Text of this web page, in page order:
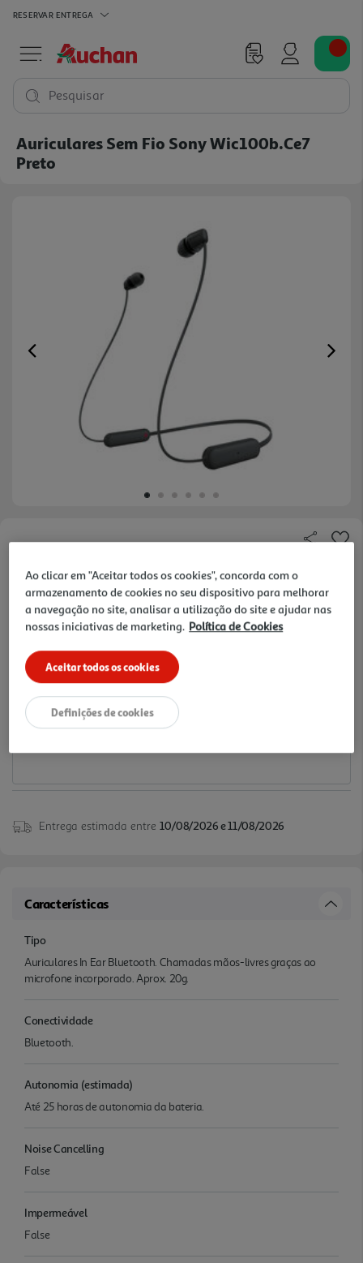
RESERVAR ENTREGA
Pesquisar
Auriculares Sem Fio Sony Wic100b.ce7
Preto
Previous
24.99 €/un
24,99 €
Notas de preparação
Entrega estimada entre 10/08/2026 e 11/08/2026
Características
Tipo
Auriculares In Ear Bluetooth. Chamadas mãos-livres graças ao
microfone incorporado. Aprox. 20g.
Conectividade
Bluetooth.
Autonomia (estimada)
Até 25 horas de autonomia da bateria.
Noise Cancelling
False
Impermeável
False
Ao clicar em "Aceitar todos os cookies", concorda com o
armazenamento de cookies no seu dispositivo para melhorar
a navegação no site, analisar a utilização do site e ajudar nas
nossas iniciativas de marketing. Política de Cookies
Aceitar todos os cookies
Definições de cookies